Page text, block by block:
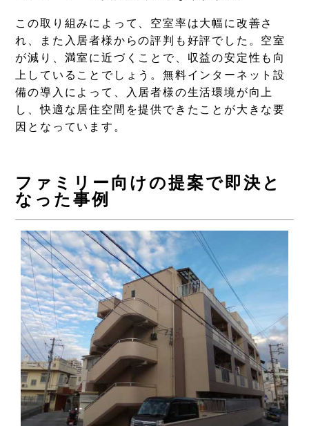
この取り組みによって、空室率は大幅に改善さ
れ、また入居者様からの評判も好評でした。空室
が減り、満室に近づくことで、収益の安定性も向
上していることでしょう。無料インターネット設
備の導入によって、入居者様の生活環境が向上
し、快適な居住空間を提供できたことが大きな要
因となっています。
ファミリー向けの提案で即決と
なった事例